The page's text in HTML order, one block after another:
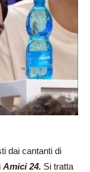
dai cantanti di
Amici 24. Si tratta